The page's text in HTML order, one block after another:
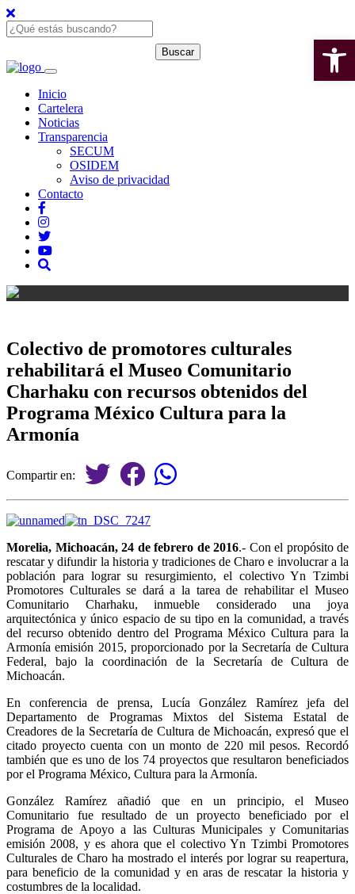
Inicio
Cartelera
Noticias
Transparencia
SECUM
OSIDEM
Aviso de privacidad
Contacto
Colectivo de promotores culturales
rehabilitará el Museo Comunitario
Charhaku con recursos obtenidos del
Programa México Cultura para la
Armonía
Compartir en:
Morelia, Michoacán, 24 de febrero de 2016.- Con el propósito de
rescatar y difundir la historia y tradiciones de Charo e involucrar a la
población para lograr su resurgimiento, el colectivo Yn Tzimbi
Promotores Culturales se dará a la tarea de rehabilitar el Museo
Comunitario Charhaku, inmueble considerado una joya
arquitectónica y único espacio de su tipo en la comunidad, a través
del recurso obtenido dentro del Programa México Cultura para la
Armonía emisión 2015, proporcionado por la Secretaría de Cultura
Federal, bajo la coordinación de la Secretaría de Cultura de
Michoacán.
En conferencia de prensa, Lucía González Ramírez jefa del
Departamento de Programas Mixtos del Sistema Estatal de
Creadores de la Secretaría de Cultura de Michoacán, expresó que el
citado proyecto cuenta con un monto de 220 mil pesos. Recordó
también que es uno de los 74 proyectos que resultaron beneficiados
por el Programa México, Cultura para la Armonía.
González Ramírez añadió que en un principio, el Museo
Comunitario fue resultado de un proyecto beneficiado por el
Programa de Apoyo a las Culturas Municipales y Comunitarias
emisión 2008, y es ahora que el colectivo Yn Tzimbi Promotores
Culturales de Charo ha mostrado el interés por lograr su reapertura,
para beneficio de la comunidad y en aras de rescatar la historia y
costumbres de la localidad.